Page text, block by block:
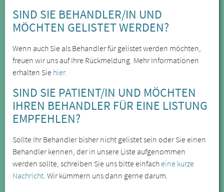
SIND SIE BEHANDLER/IN UND
MÖCHTEN GELISTET WERDEN?
Wenn auch Sie als Behandler für gelistet werden möchten,
freuen wir uns auf Ihre Rückmeldung. Mehr Informationen
erhalten Sie hier.
SIND SIE PATIENT/IN UND MÖCHTEN
IHREN BEHANDLER FÜR EINE LISTUNG
EMPFEHLEN?
Sollte Ihr Behandler bisher nicht gelistet sein oder Sie einen
Behandler kennen, der in unsere Liste aufgenommen
werden sollte, schreiben Sie uns bitte einfacheine kurze
Nachricht. Wir kümmern uns dann gerne darum.